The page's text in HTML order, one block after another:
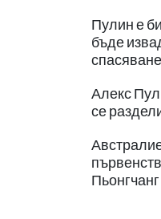
Пулин е
бъде
Алекс
се